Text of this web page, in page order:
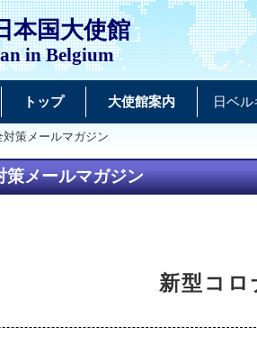
本国大使館
in Belgium
トップ 大使館案内 日ベ
策メールマガジン
策メールマガジン
新型コロ